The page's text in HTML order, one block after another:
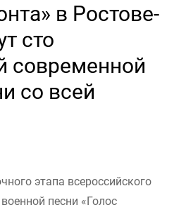
в Ростове-
сто
современной
со всей
этапа всероссийского
песни «Голос